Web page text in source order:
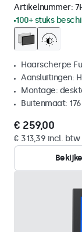
Artikelnummer:
100+ stuks
Haarscherpe
Aansluitingen:
Montage:
Buitenmaat:
€ 259,00
€ 313,39 incl. btw